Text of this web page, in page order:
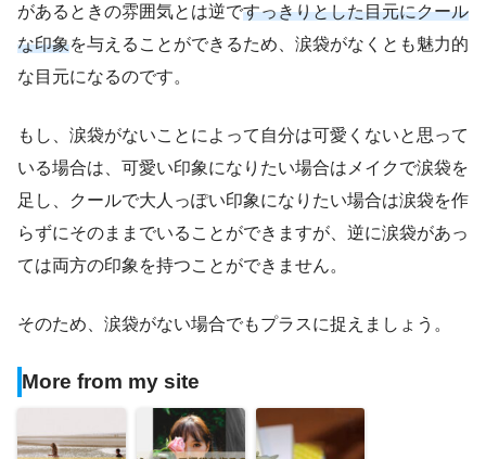
があるときの雰囲気とは逆ですっきりとした目元にクール
な印象を与えることができるため、涙袋がなくとも魅力的
な目元になるのです。
もし、涙袋がないことによって自分は可愛くないと思って
いる場合は、可愛い印象になりたい場合はメイクで涙袋を
足し、クールで大人っぽい印象になりたい場合は涙袋を作
らずにそのままでいることができますが、逆に涙袋があっ
ては両方の印象を持つことができません。
そのため、涙袋がない場合でもプラスに捉えましょう。
More from my site